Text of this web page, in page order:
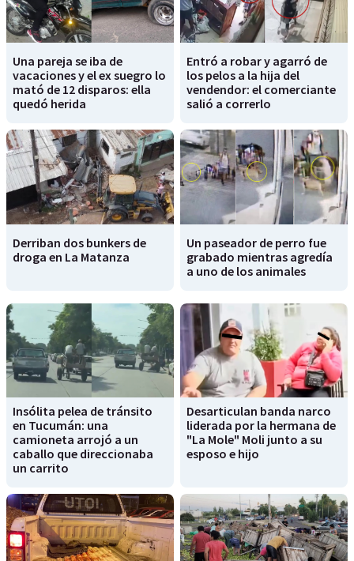
Una pareja se iba de
vacaciones y el ex suegro lo
mató de 12 disparos: ella
quedó herida
Entró a robar y agarró de
los pelos a la hija del
vendendor: el comerciante
salió a correrlo
Derriban dos bunkers de
droga en La Matanza
Un paseador de perro fue
grabado mientras agredía
a uno de los animales
Insólita pelea de tránsito
en Tucumán: una
camioneta arrojó a un
caballo que direccionaba
un carrito
Desarticulan banda narco
liderada por la hermana de
"La Mole" Moli junto a su
esposo e hijo